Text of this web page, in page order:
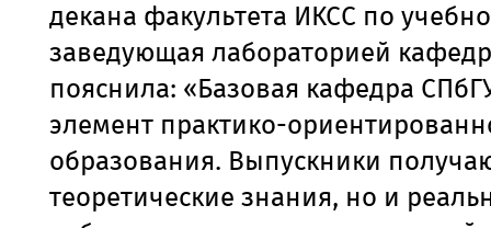
декана факультета ИКСС по
заведующая лабораторией
пояснила: «Базовая кафедра
элемент практико-
образования. Выпускники
теоретические знания, но и